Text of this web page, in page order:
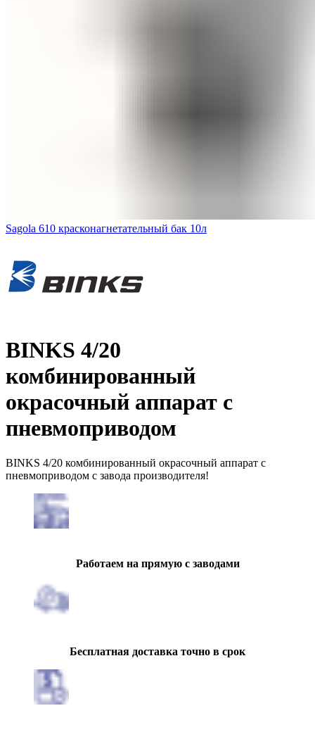
Sagola 610 красконагнетательный бак 10л
BINKS 4/20
комбинированный
окрасочный аппарат с
пневмоприводом
BINKS 4/20 комбинированный окрасочный аппарат с
пневмоприводом с завода производителя!
Работаем на прямую с заводами
Бесплатная доставка точно в срок